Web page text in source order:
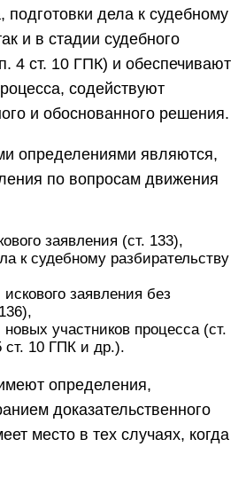
подготовки дела к судебному
и в стадии судебного
4 ст. 10 ГПК) и обеспечивают
содействуют
и обоснованного решения.
определениями являются,
по вопросам движения
заявления (ст. 133),
к судебному разбирательству
заявления без
участников процесса (ст.
10 ГПК и др.).
определения,
доказательственного
место в тех случаях, когда